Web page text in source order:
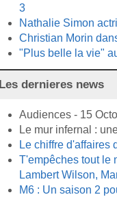
3
Nathalie Simon
Christian Morin
"Plus belle la vie"
Les dernieres news
Audiences - 15
Le mur infernal :
Le chiffre d'affaires
T'empêches tout le
Lambert Wilson,
M6 : Un saison 2